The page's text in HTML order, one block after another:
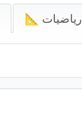
📐 رياضيات